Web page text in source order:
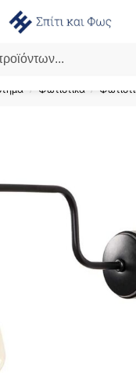
Έκπτωση με τον κωδικό
/ Φωτιστικά /